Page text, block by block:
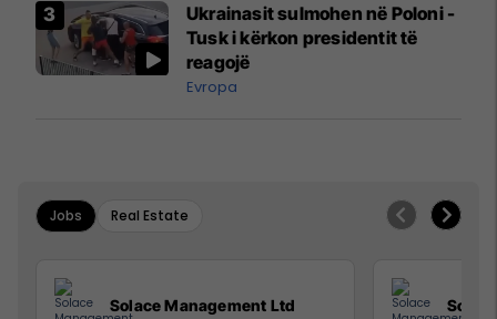
Mançesterit
Ukrainasit sulmohen në Poloni -
Tusk i kërkon presidentit të
reagojë
Evropa
Jobs Real Estate
Solace Management Ltd